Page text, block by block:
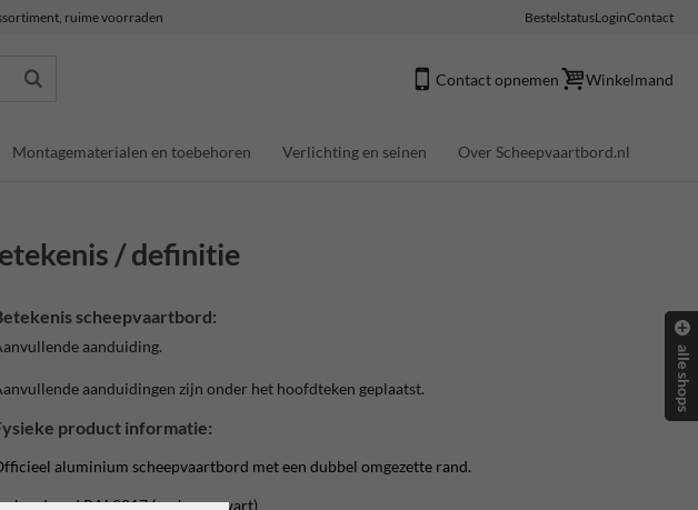
ruime voorraden BestelstatusLoginContact
Contact opnemen Winkelmand
Montagematerialen en toebehoren Verlichting en seinen Over Scheepvaartbord.nl
/ definitie
scheepvaartbord:
aanduiding.
aanduidingen zijn onder het hoofdteken geplaatst.
product informatie:
aluminium scheepvaartbord met een dubbel omgezette rand.
bordrand RAL9017 (verkeerszwart)
alle shops